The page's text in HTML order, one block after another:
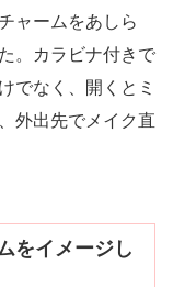
ャームをあしら
。カラビナ付きで
でなく、開くとミ
外出先でメイク直
をイメージし